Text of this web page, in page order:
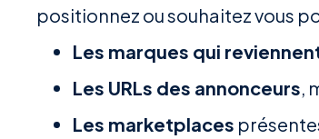
positionnez ou souhaitez vous
Les marques qui
Les URLs des annonceurs,
Les marketplaces